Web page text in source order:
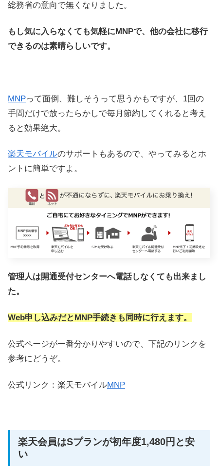
総務省の意向で無くなりました。
もし気に入らなくても気軽にMNPで、他の会社に移行
できるのは素晴らしいです。
MNPって面倒、難しそうって思うかもですが、1回の
手間だけで放ったらかしで毎月節約してくれると考え
ると効果絶大。
楽天モバイルのサポートもあるので、やってみるとホ
ントに簡単ですよ。
管理人は開通受付センターへ電話しなくても出来まし
た。
Web申し込みだとMNP手続きも同時に行えます。
公式ページが一番分かりやすいので、下記のリンクを
参考にどうぞ。
公式リンク：楽天モバイルMNP
楽天会員はSプランが初年度1,480円と安
い